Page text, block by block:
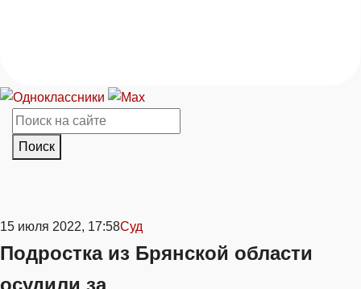
Поиск
15 июля 2022, 17:58Суд
Подростка из Брянской области
осудили за